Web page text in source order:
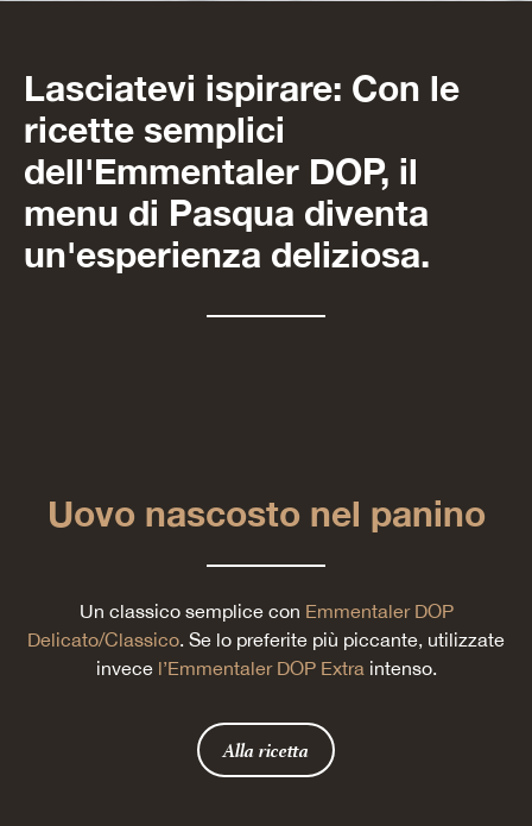
Lasciatevi ispirare: Con le
ricette semplici
dell'Emmentaler DOP, il
menu di Pasqua diventa
un'esperienza deliziosa.
Uovo nascosto nel panino
Un classico semplice con Emmentaler DOP
Delicato/Classico. Se lo preferite più piccante, utilizzate
invece l’Emmentaler DOP Extra intenso.
Alla ricetta